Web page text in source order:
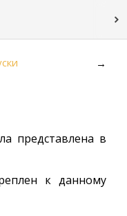
→
представлена в
к данному